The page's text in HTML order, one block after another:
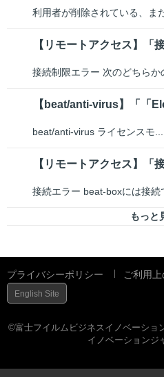
利用者が削除されている、ま
接続制限エラー 次のどちらか
【beat/anti-virus】「「
beat/anti-virus ライセンスモ...
接続エラー beat-boxには接続
もっと
プライバシーポリシー ご利用
English Site
©富士フイルムビジネスイノベーショ
イノベーションジ